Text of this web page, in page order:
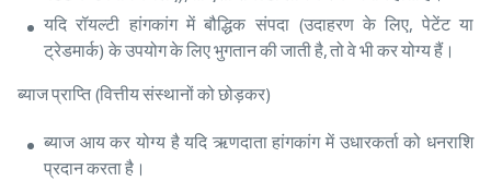
यदि रॉयल्टी हांगकांग में बौद्धिक संपदा (उदाहरण के लिए, पेटेंट या
ट्रेडमार्क) के उपयोग के लिए भुगतान की जाती है, तो वे भी कर योग्य हैं।
ब्याज प्राप्ति (वित्तीय संस्थानों को छोड़कर)
ब्याज आय कर योग्य है यदि ऋणदाता हांगकांग में उधारकर्ता को धनराशि
प्रदान करता है।